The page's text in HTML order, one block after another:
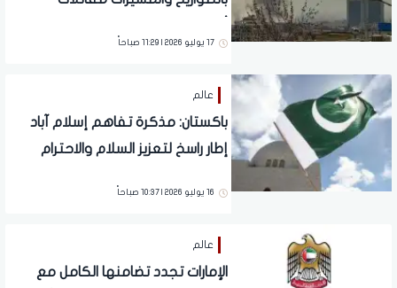
17 يوليو 2026 | 11:29 صباحاً
عالم
باكستان: مذكرة تفاهم إسلام آباد
إطار راسخ لتعزيز السلام والاحترام
16 يوليو 2026 | 10:37 صباحاً
عالم
الإمارات تجدد تضامنها الكامل مع